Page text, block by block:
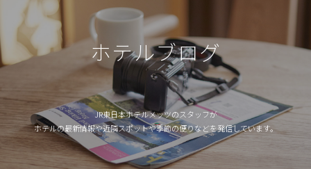
ホテルブログ
JR東日本ホテルメッツのスタッフが
ホテルの最新情報や近隣スポットや季節の便りなどを発信しています。